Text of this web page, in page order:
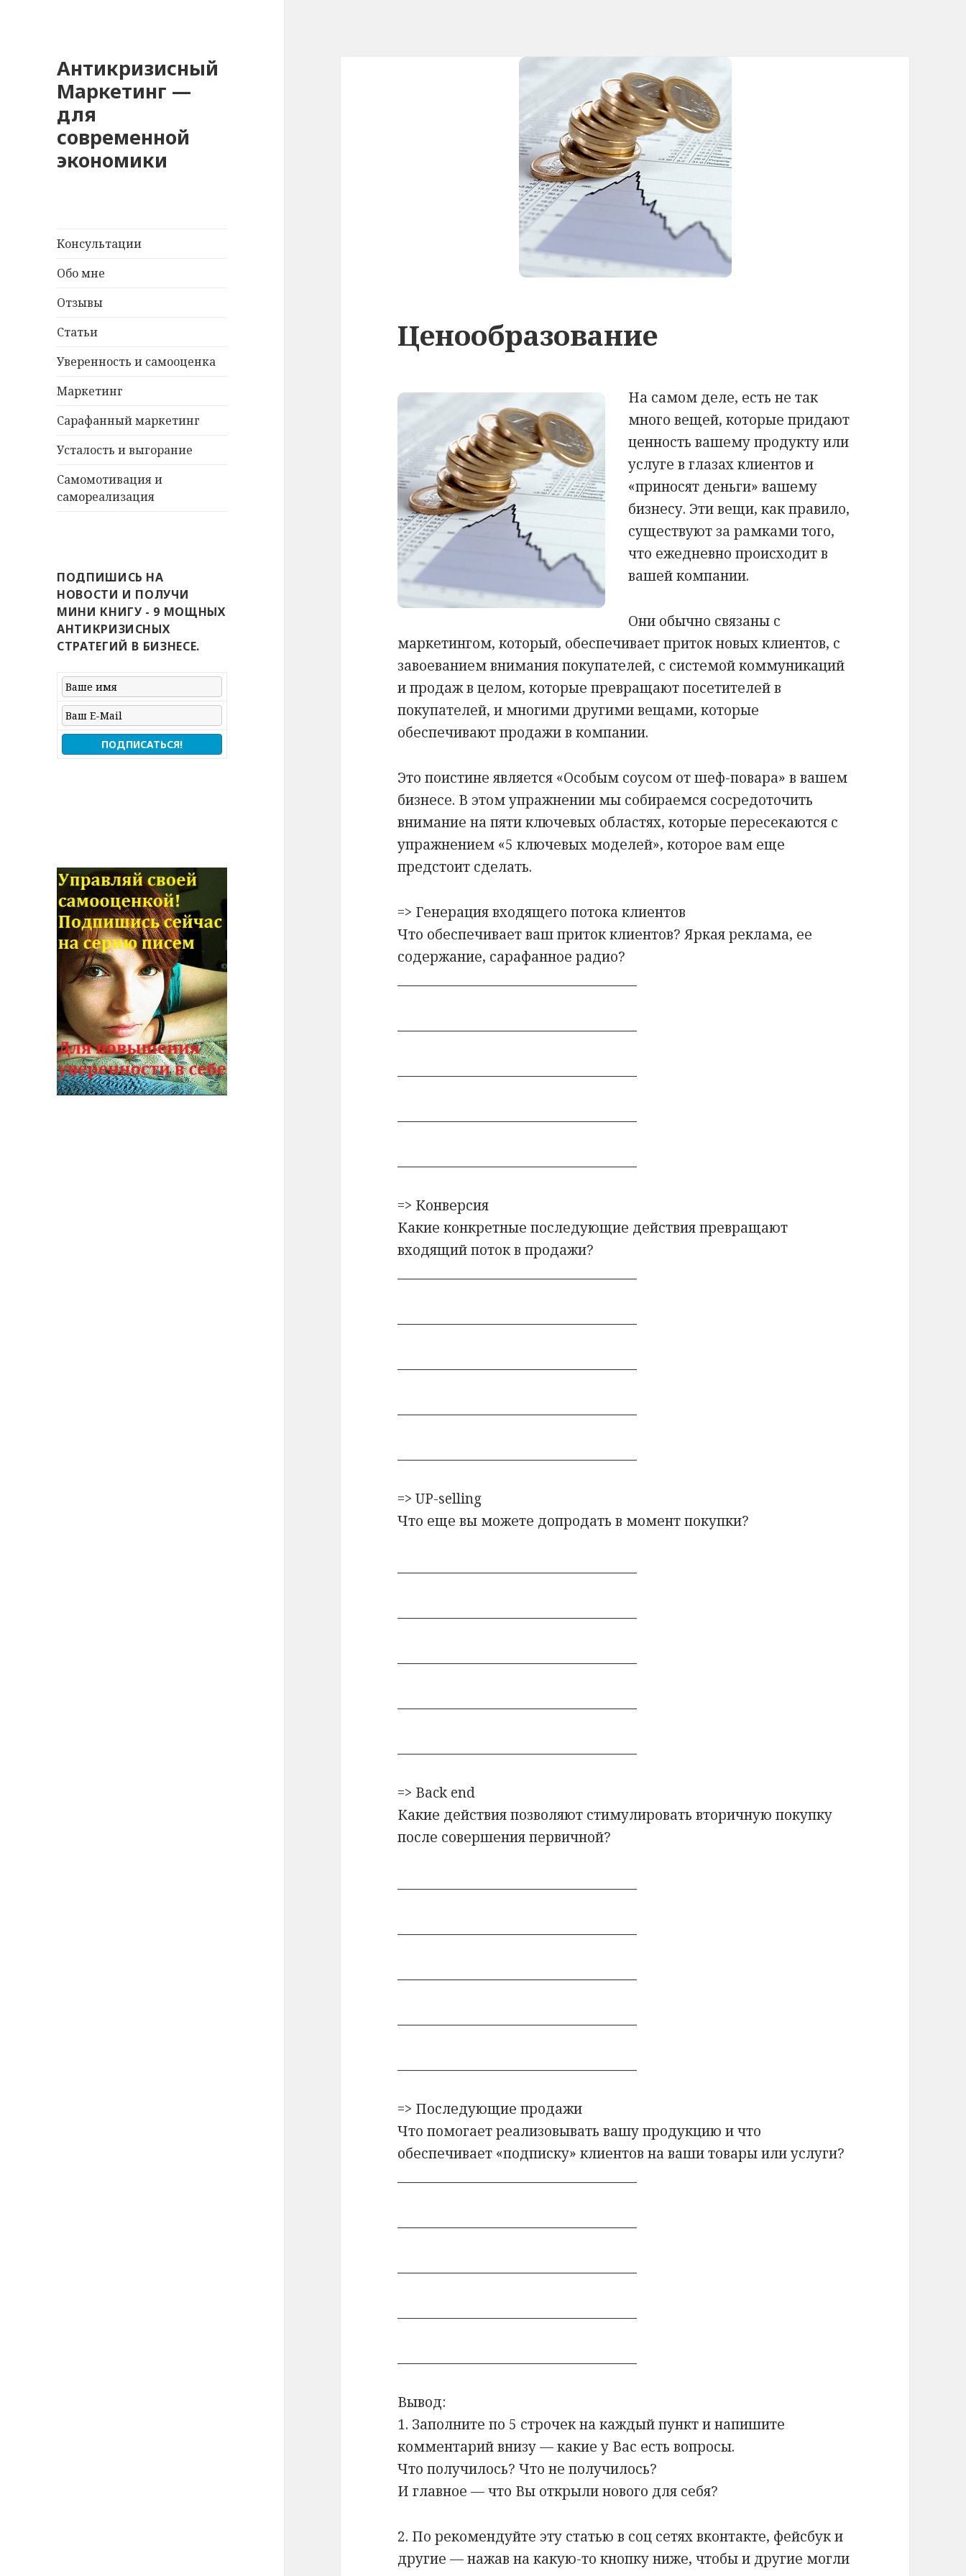
Антикризисный
Маркетинг —
для
современной
экономики
Консультации
Обо мне
Отзывы
Статьи
Уверенность и самооценка
Маркетинг
Сарафанный маркетинг
Усталость и выгорание
Самомотивация и
самореализация
ПОДПИШИСЬ НА
НОВОСТИ И ПОЛУЧИ
МИНИ КНИГУ - 9 МОЩНЫХ
АНТИКРИЗИСНЫХ
СТРАТЕГИЙ В БИЗНЕСЕ.
Ценообразование
На самом деле, есть не так
много вещей, которые придают
ценность вашему продукту или
услуге в глазах клиентов и
«приносят деньги» вашему
бизнесу. Эти вещи, как правило,
существуют за рамками того,
что ежедневно происходит в
вашей компании.
Они обычно связаны с
маркетингом, который, обеспечивает приток новых клиентов, с
завоеванием внимания покупателей, с системой коммуникаций
и продаж в целом, которые превращают посетителей в
покупателей, и многими другими вещами, которые
обеспечивают продажи в компании.
Это поистине является «Особым соусом от шеф-повара» в вашем
бизнесе. В этом упражнении мы собираемся сосредоточить
внимание на пяти ключевых областях, которые пересекаются с
упражнением «5 ключевых моделей», которое вам еще
предстоит сделать.
=> Генерация входящего потока клиентов
Что обеспечивает ваш приток клиентов? Яркая реклама, ее
содержание, сарафанное радио?
=> Конверсия
Какие конкретные последующие действия превращают
входящий поток в продажи?
=> UP-selling
Что еще вы можете допродать в момент покупки?
=> Back end
Какие действия позволяют стимулировать вторичную покупку
после совершения первичной?
=> Последующие продажи
Что помогает реализовывать вашу продукцию и что
обеспечивает «подписку» клиентов на ваши товары или услуги?
Вывод:
1. Заполните по 5 строчек на каждый пункт и напишите
комментарий внизу — какие у Вас есть вопросы.
Что получилось? Что не получилось?
И главное — что Вы открыли нового для себя?
2. По рекомендуйте эту статью в соц сетях вконтакте, фейсбук и
другие — нажав на какую-то кнопку ниже, чтобы и другие могли